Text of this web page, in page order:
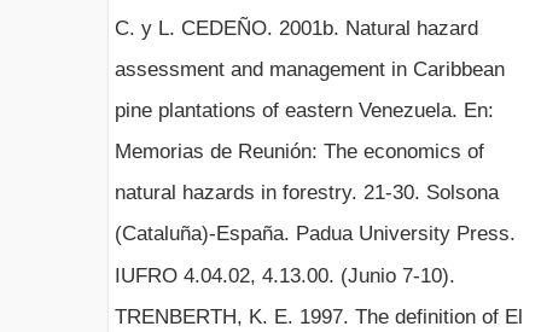
C. y L. CEDEÑO. 2001b. Natural hazard
assessment and management in Caribbean
pine plantations of eastern Venezuela. En:
Memorias de Reunión: The economics of
natural hazards in forestry. 21-30. Solsona
(Cataluña)-España. Padua University Press.
IUFRO 4.04.02, 4.13.00. (Junio 7-10).
TRENBERTH, K. E. 1997. The definition of El